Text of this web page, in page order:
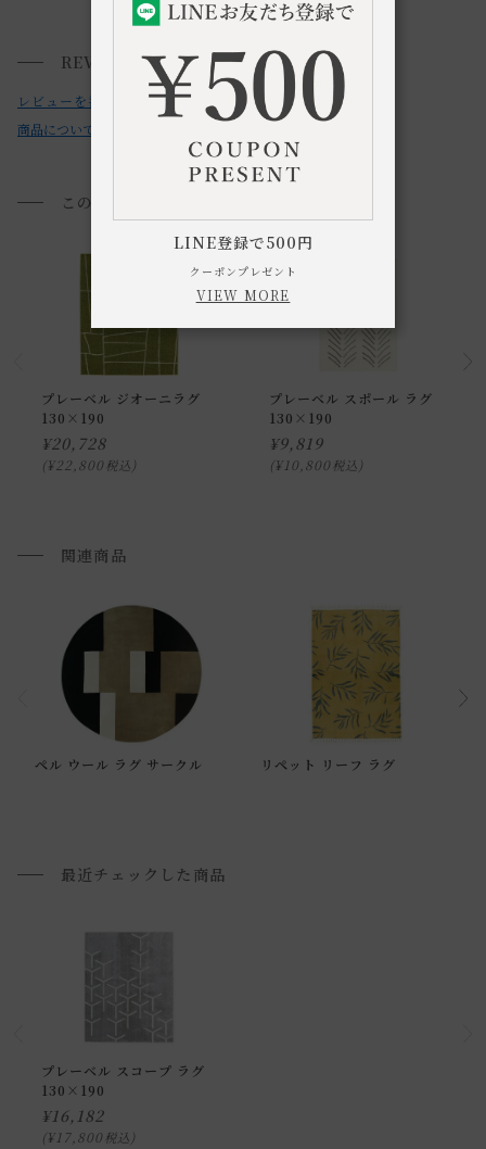
小型商品は、11,000円(税込)以上のお買い上げで
通常配送について
通常配送の場合、お品物は玄関前での引渡しとなります。
■ご不明な点やご希望がございましたら、お気軽にお問い合
お届け時間帯(大型以外) は、
申し訳ございませんが、具体的な時間帯指定をしての出荷は
できません。
また、 日曜・祝日は、時間帯指定ができません。
・お使いのPC画面等や光の環境によっては、掲載の画像と実
ください。
REVIEWS
レビューを書く
商品についてのお問い合わせ
このアイテムを見た方におすすめ
プレーベル ジオーニラグ
130×190
¥20,728
¥22,800 税込
プレーベル スポール ラグ
130×190
¥9,819
¥10,800 税込
関連商品
ペル ウール ラグ サークル リペット リーフ ラグ
最近チェックした商品
プレーベル スコープ ラグ
130×190
¥16,182
¥17,800 税込
LINE登録で500円
クーポンプレゼント
VIEW MORE